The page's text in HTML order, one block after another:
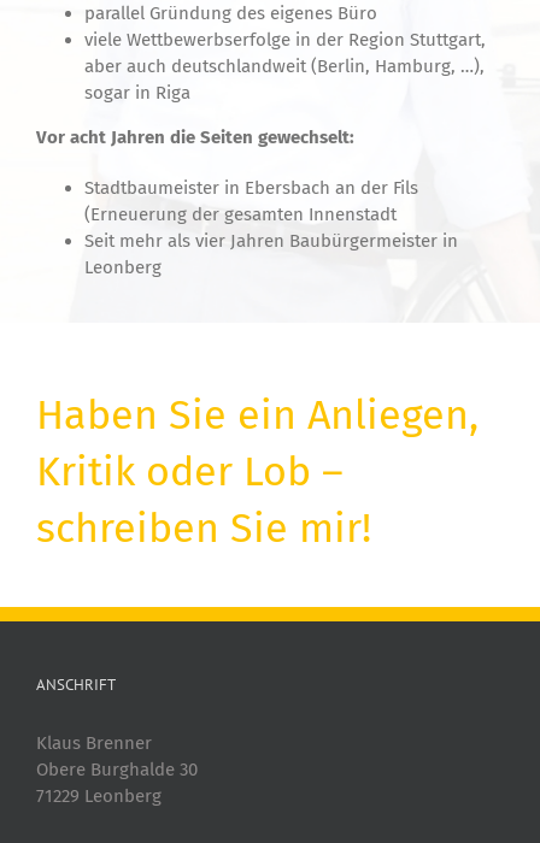
parallel Gründung des eigenes Büro
viele Wettbewerbserfolge in der Region Stuttgart,
aber auch deutschlandweit (Berlin, Hamburg, …),
sogar in Riga
Vor acht Jahren die Seiten gewechselt:
Stadtbaumeister in Ebersbach an der Fils
(Erneuerung der gesamten Innenstadt
Seit mehr als vier Jahren Baubürgermeister in
Leonberg
Haben Sie ein Anliegen,
Kritik oder Lob –
schreiben Sie mir!
ANSCHRIFT
Klaus Brenner
Obere Burghalde 30
71229 Leonberg